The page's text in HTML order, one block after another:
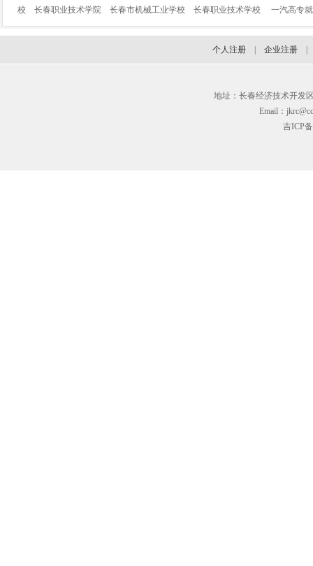
长春长光易格精密技术有
吉林泰域医药科技有限公
吉林瑞雅国际贸易集团有
吉林省养天和康赛大药
校
长春职业技术学院 长春市机械工业学校 长春职业技术学校 一汽高专
个人注册 企业注册
地址：长春经济技术开发
Email：
吉ICP